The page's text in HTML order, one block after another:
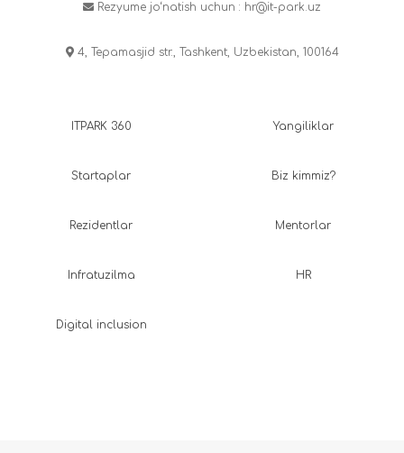
Rezyume jo‘natish uchun : hr@it-park.uz
4, Tepamasjid str., Tashkent, Uzbekistan, 100164
ITPARK 360
Startaplar
Rezidentlar
Infratuzilma
Digital inclusion
Yangiliklar
Biz kimmiz?
Mentorlar
HR